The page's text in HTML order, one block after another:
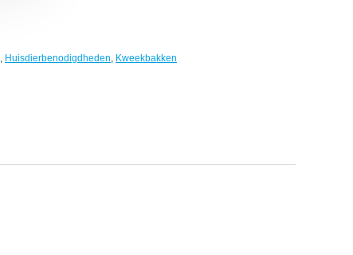
, Huisdierbenodigdheden, Kweekbakken